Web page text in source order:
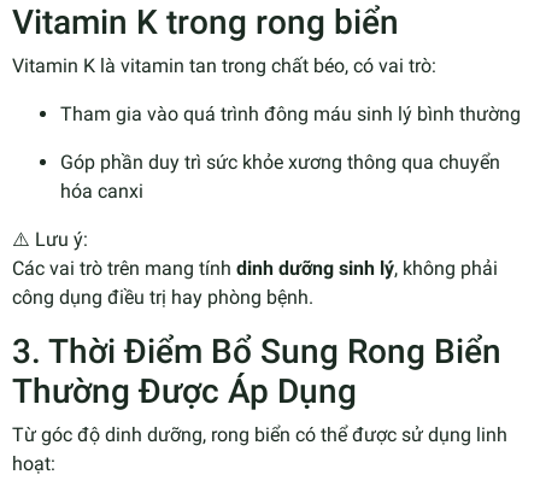
Vitamin K trong rong biển
Vitamin K là vitamin tan trong chất béo, có vai trò:
Tham gia vào quá trình đông máu sinh lý bình thường
Góp phần duy trì sức khỏe xương thông qua chuyển
hóa canxi
⚠️ Lưu ý:
Các vai trò trên mang tính dinh dưỡng sinh lý, không phải
công dụng điều trị hay phòng bệnh.
3. Thời Điểm Bổ Sung Rong Biển
Thường Được Áp Dụng
Từ góc độ dinh dưỡng, rong biển có thể được sử dụng linh
hoạt: